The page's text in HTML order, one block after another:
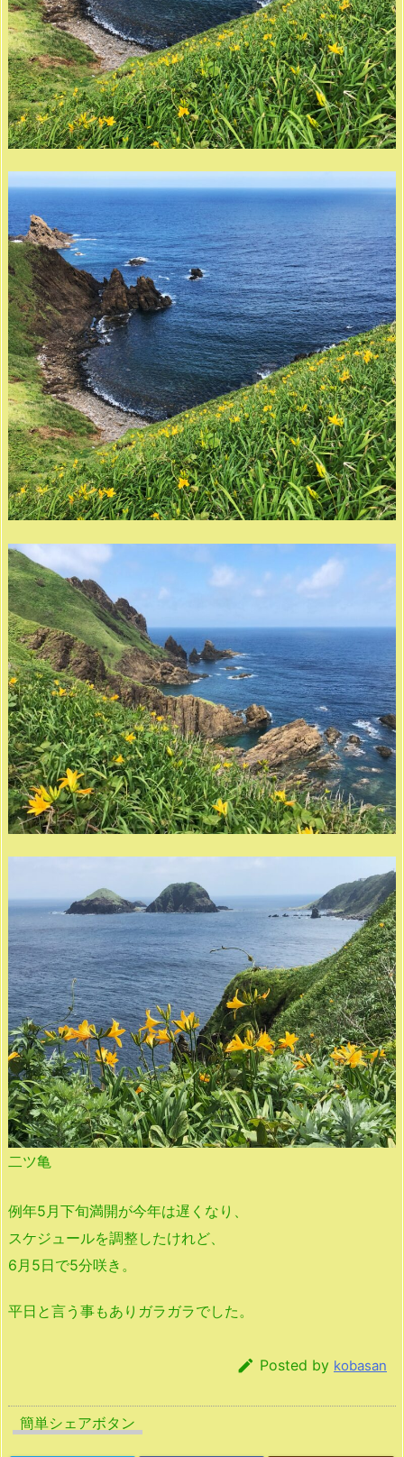
二ツ亀
例年5月下旬満開が今年は遅くなり、
スケジュールを調整したけれど、
6月5日で5分咲き。
平日と言う事もありガラガラでした。
 Posted by kobasan
簡単シェアボタン